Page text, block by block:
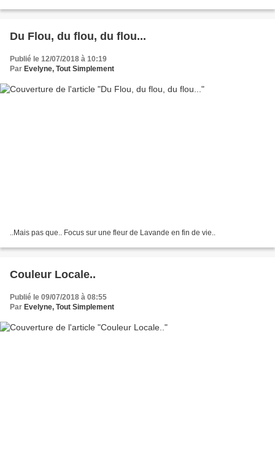
Du Flou, du flou, du flou...
Publié le 12/07/2018 à 10:19
Par Evelyne, Tout Simplement
..Mais pas que.. Focus sur une fleur de Lavande en fin de vie..
Couleur Locale..
Publié le 09/07/2018 à 08:55
Par Evelyne, Tout Simplement